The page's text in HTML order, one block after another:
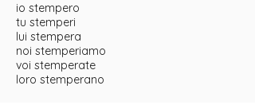
io stempero
tu stemperi
lui stempera
noi stemperiamo
voi stemperate
loro stemperano